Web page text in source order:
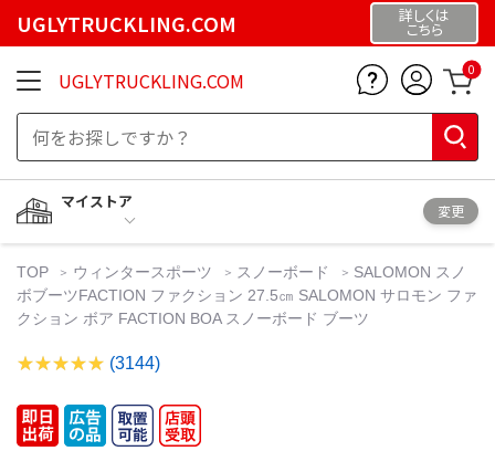
UGLYTRUCKLING.COM 詳しくは
こちら
UGLYTRUCKLING.COM 0
マイストア
変更
TOP ウィンタースポーツ スノーボード
SALOMON スノ
ボブーツFACTION ファクション 27.5㎝ SALOMON サロモン ファ
クション ボア FACTION BOA スノーボード ブーツ
(3144)